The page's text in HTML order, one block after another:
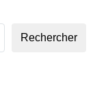
Rechercher